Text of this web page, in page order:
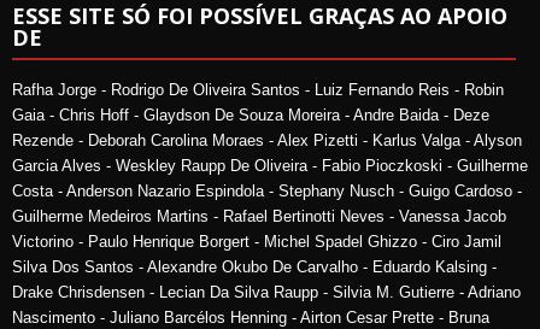
ESSE SITE SÓ FOI POSSÍVEL GRAÇAS AO APOIO
DE
Rafha Jorge - Rodrigo De Oliveira Santos - Luiz Fernando Reis - Robin
Gaia - Chris Hoff - Glaydson De Souza Moreira - Andre Baida - Deze
Rezende - Deborah Carolina Moraes - Alex Pizetti - Karlus Valga - Alyson
Garcia Alves - Weskley Raupp De Oliveira - Fabio Pioczkoski - Guilherme
Costa - Anderson Nazario Espindola - Stephany Nusch - Guigo Cardoso -
Guilherme Medeiros Martins - Rafael Bertinotti Neves - Vanessa Jacob
Victorino - Paulo Henrique Borgert - Michel Spadel Ghizzo - Ciro Jamil
Silva Dos Santos - Alexandre Okubo De Carvalho - Eduardo Kalsing -
Drake Chrisdensen - Lecian Da Silva Raupp - Silvia M. Gutierre - Adriano
Nascimento - Juliano Barcélos Henning - Airton Cesar Prette - Bruna